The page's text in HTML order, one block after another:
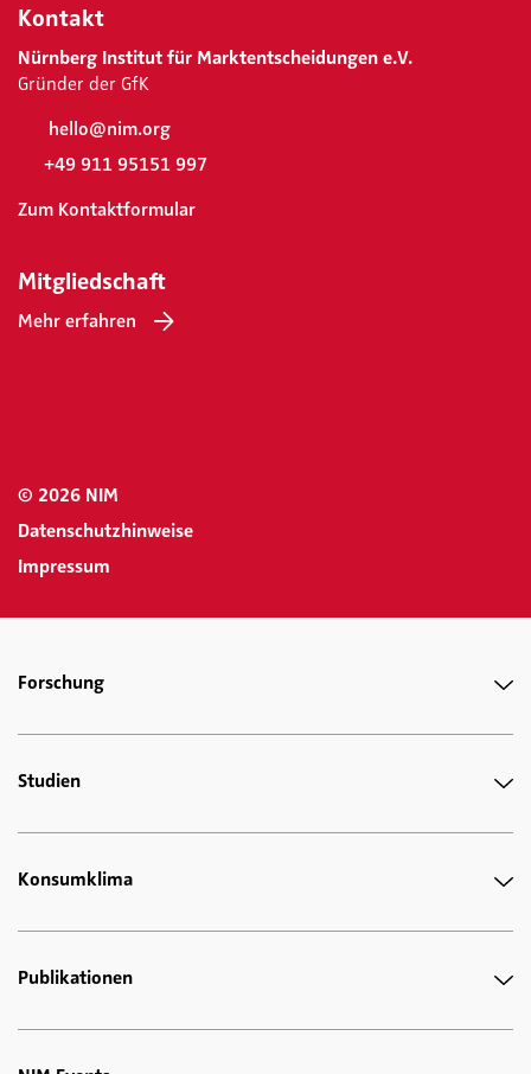
Kontakt
Nürnberg Institut für Marktentscheidungen e.V.
Gründer der GfK
hello@nim.org
+49 911 95151 997
Zum Kontaktformular
Mitgliedschaft
Mehr erfahren
© 2026 NIM
Datenschutzhinweise
Impressum
Forschung
Studien
Konsumklima
Publikationen